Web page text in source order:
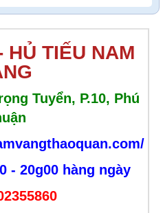
HỦ TIẾU NAM
Tuyển, P.10, Phú
- 20g00 hàng ngày